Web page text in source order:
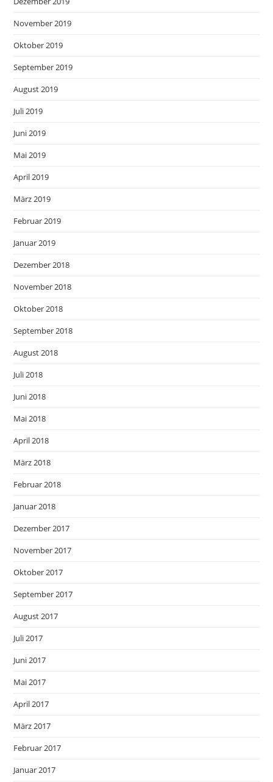
November 2019
Oktober 2019
September 2019
August 2019
Juli 2019
Juni 2019
Mai 2019
April 2019
März 2019
Februar 2019
Januar 2019
Dezember 2018
November 2018
Oktober 2018
September 2018
August 2018
Juli 2018
Juni 2018
Mai 2018
April 2018
März 2018
Februar 2018
Januar 2018
Dezember 2017
November 2017
Oktober 2017
September 2017
August 2017
Juli 2017
Juni 2017
Mai 2017
April 2017
März 2017
Februar 2017
Januar 2017